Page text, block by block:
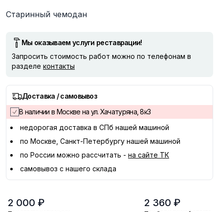
Описание
Старинный чемодан
Мы оказываем услуги реставрации!
Запросить стоимость работ можно по телефонам в
разделе контакты
Доставка / самовывоз
В наличии в Москве на ул. Хачатуряна, 8к3
недорогая доставка в СПб нашей машиной
по Москве, Санкт-Петербургу нашей машиной
по России можно рассчитать - на сайте ТК
самовывоз с нашего склада
2 000 ₽ 2 360 ₽